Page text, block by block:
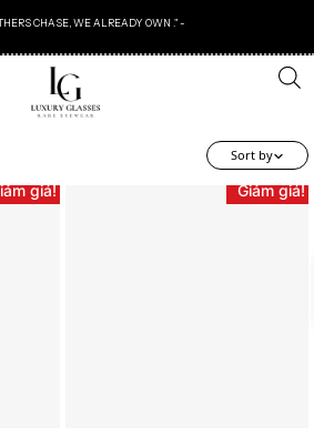
CHASE, WE ALREADY OWN ." -
Sort by
giá! Giảm giá!